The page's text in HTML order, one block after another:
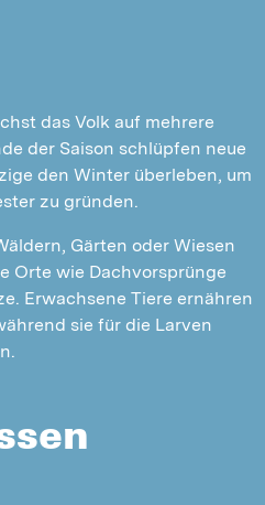
das Volk auf mehrere
der Saison schlüpfen neue
den Winter überleben, um
zu gründen.
Gärten oder Wiesen
Orte wie Dachvorsprünge
Erwachsene Tiere ernähren
sie für die Larven